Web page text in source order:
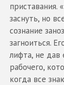
приставания.
заснуть, но
сознание
загноиться.
лифта, не дав
рабочего,
когда все